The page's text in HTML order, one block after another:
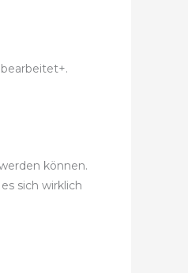
können.
sich wirklich